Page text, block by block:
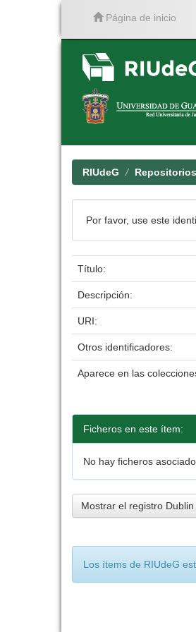
Página de inicio
RIUdeG
Por favor, use este
Título:
Descripción:
URI:
Otros identificadores:
Aparece en las
Ficheros en este ítem:
No hay ficheros
Mostrar el registro
Los ítems de RIUdeG